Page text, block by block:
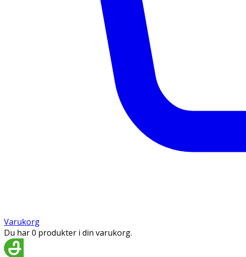
Varukorg
Du har 0 produkter i din varukorg.